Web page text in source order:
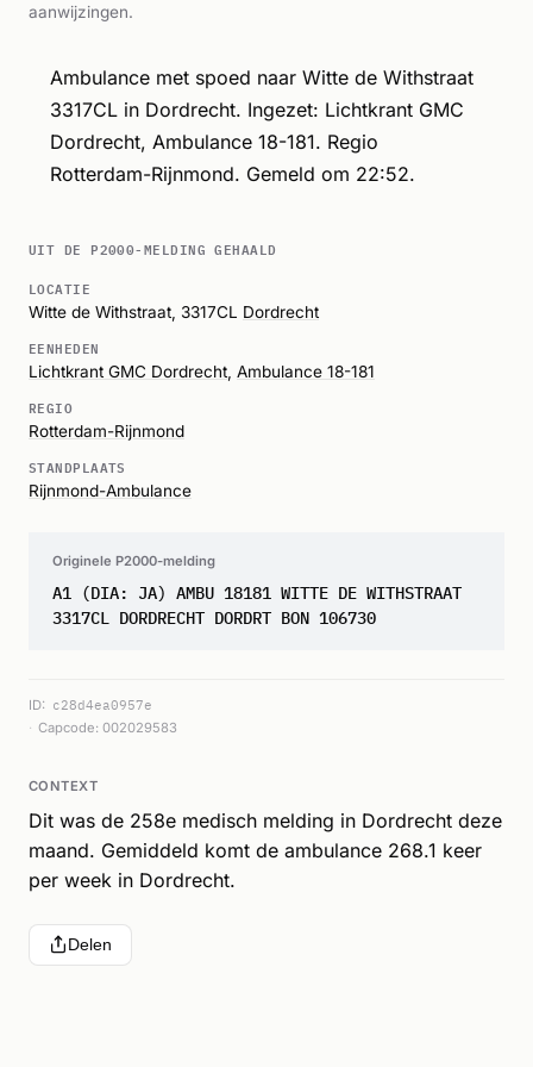
aanwijzingen.
Ambulance met spoed naar Witte de Withstraat
3317CL in Dordrecht. Ingezet: Lichtkrant GMC
Dordrecht, Ambulance 18-181. Regio
Rotterdam-Rijnmond. Gemeld om 22:52.
UIT DE P2000-MELDING GEHAALD
LOCATIE
Witte de Withstraat, 3317CL Dordrecht
EENHEDEN
Lichtkrant GMC Dordrecht Ambulance 18-181
REGIO
Rotterdam-Rijnmond
STANDPLAATS
Rijnmond-Ambulance
Originele P2000-melding
A1 (DIA: JA) AMBU 18181 WITTE DE WITHSTRAAT
3317CL DORDRECHT DORDRT BON 106730
ID: c28d4ea0957e
Capcode: 002029583
CONTEXT
Dit was de 258e medisch melding in Dordrecht deze
maand. Gemiddeld komt de ambulance 268.1 keer
per week in Dordrecht.
Delen